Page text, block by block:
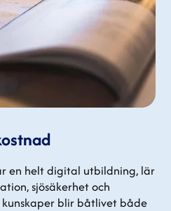
en helt digital utbildning, lär
sjösäkerhet och
kunskaper blir båtlivet både